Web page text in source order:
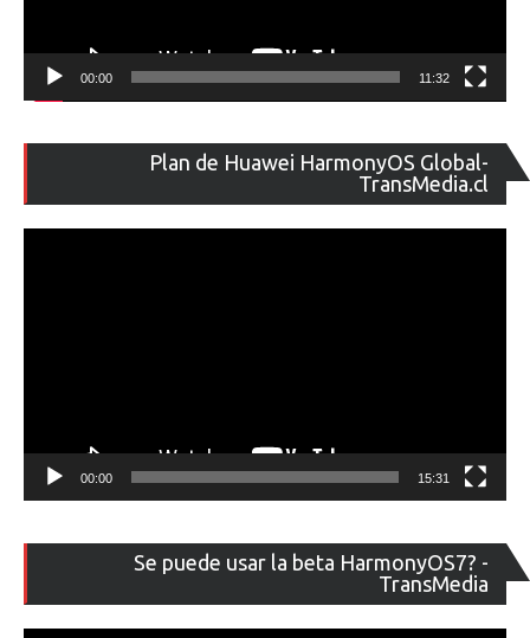
00:00 11:32
Plan de Huawei HarmonyOS Global-
TransMedia.cl
de
00:00 15:31
Se puede usar la beta HarmonyOS7? -
TransMedia
de